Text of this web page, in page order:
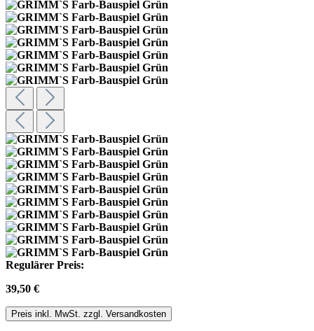
Regulärer Preis:
39,50 €
Preis inkl. MwSt. zzgl. Versandkosten